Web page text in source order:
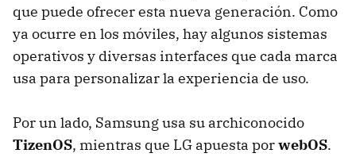
que puede ofrecer esta nueva generación. Como
ya ocurre en los móviles, hay algunos sistemas
operativos y diversas interfaces que cada marca
usa para personalizar la experiencia de uso.
Por un lado, Samsung usa su archiconocido
TizenOS, mientras que LG apuesta porwebOS.